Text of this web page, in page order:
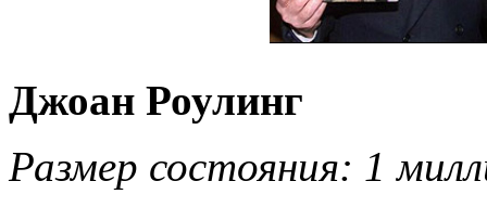
Джоан Роулинг
Размер состояния: 1